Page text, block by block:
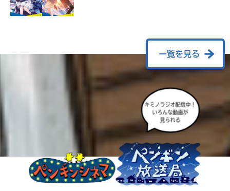
一覧を見る
キミノラジオ配信中！
いろんな動画が
見られる
も
度
み
て
ね